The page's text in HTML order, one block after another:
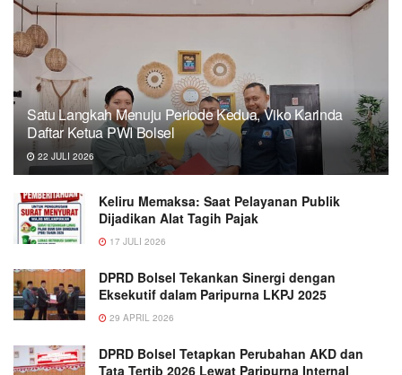
Satu Langkah Menuju Periode Kedua, Viko Karinda
Daftar Ketua PWI Bolsel
22 JULI 2026
Keliru Memaksa: Saat Pelayanan Publik
Dijadikan Alat Tagih Pajak
17 JULI 2026
DPRD Bolsel Tekankan Sinergi dengan
Eksekutif dalam Paripurna LKPJ 2025
29 APRIL 2026
DPRD Bolsel Tetapkan Perubahan AKD dan
Tata Tertib 2026 Lewat Paripurna Internal